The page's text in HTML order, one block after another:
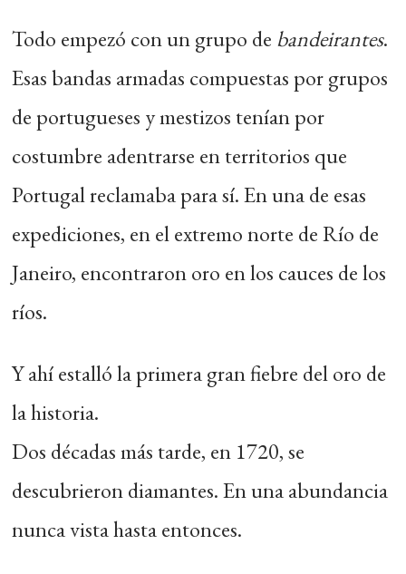
Todo empezó con un grupo de bandeirantes.
Esas bandas armadas compuestas por grupos
de portugueses y mestizos tenían por
costumbre adentrarse en territorios que
Portugal reclamaba para sí. En una de esas
expediciones, en el extremo norte de Río de
Janeiro, encontraron oro en los cauces de los
ríos.
Y ahí estalló la primera gran fiebre del oro de
la historia.
Dos décadas más tarde, en 1720, se
descubrieron diamantes. En una abundancia
nunca vista hasta entonces.